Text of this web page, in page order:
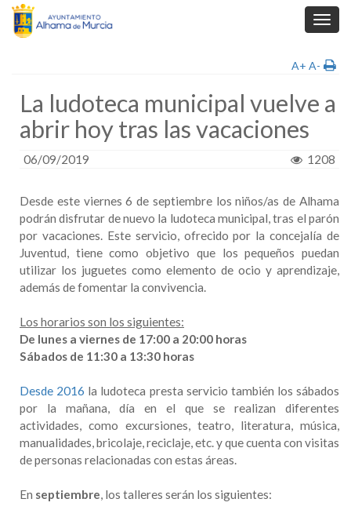
A+ A-
La ludoteca municipal vuelve a
abrir hoy tras las vacaciones
06/09/2019 1208
Desde este viernes 6 de septiembre los niños/as de Alhama
podrán disfrutar de nuevo la ludoteca municipal, tras el parón
por vacaciones. Este servicio, ofrecido por la concejalía de
Juventud, tiene como objetivo que los pequeños puedan
utilizar los juguetes como elemento de ocio y aprendizaje,
además de fomentar la convivencia.
Los horarios son los siguientes:
De lunes a viernes de 17:00 a 20:00 horas
Sábados de 11:30 a 13:30 horas
Desde 2016 la ludoteca presta servicio también los sábados
por la mañana, día en el que se realizan diferentes
actividades, como excursiones, teatro, literatura, música,
manualidades, bricolaje, reciclaje, etc. y que cuenta con visitas
de personas relacionadas con estas áreas.
En septiembre, los talleres serán los siguientes: